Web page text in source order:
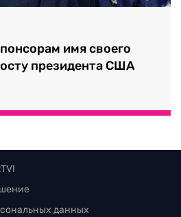
имя своего
президента США
данных